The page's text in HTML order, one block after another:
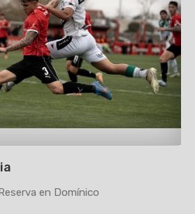
en Domínico